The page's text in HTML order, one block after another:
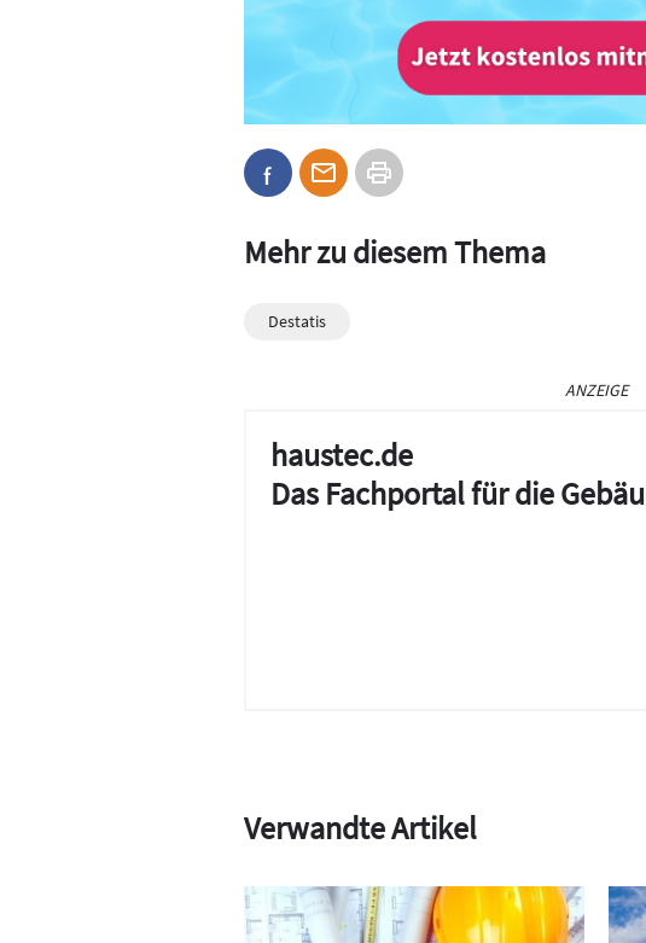
Mehr zu diesem Thema
Destatis
ANZEIGE
haustec.de
Das Fachportal für die
Verwandte Artikel